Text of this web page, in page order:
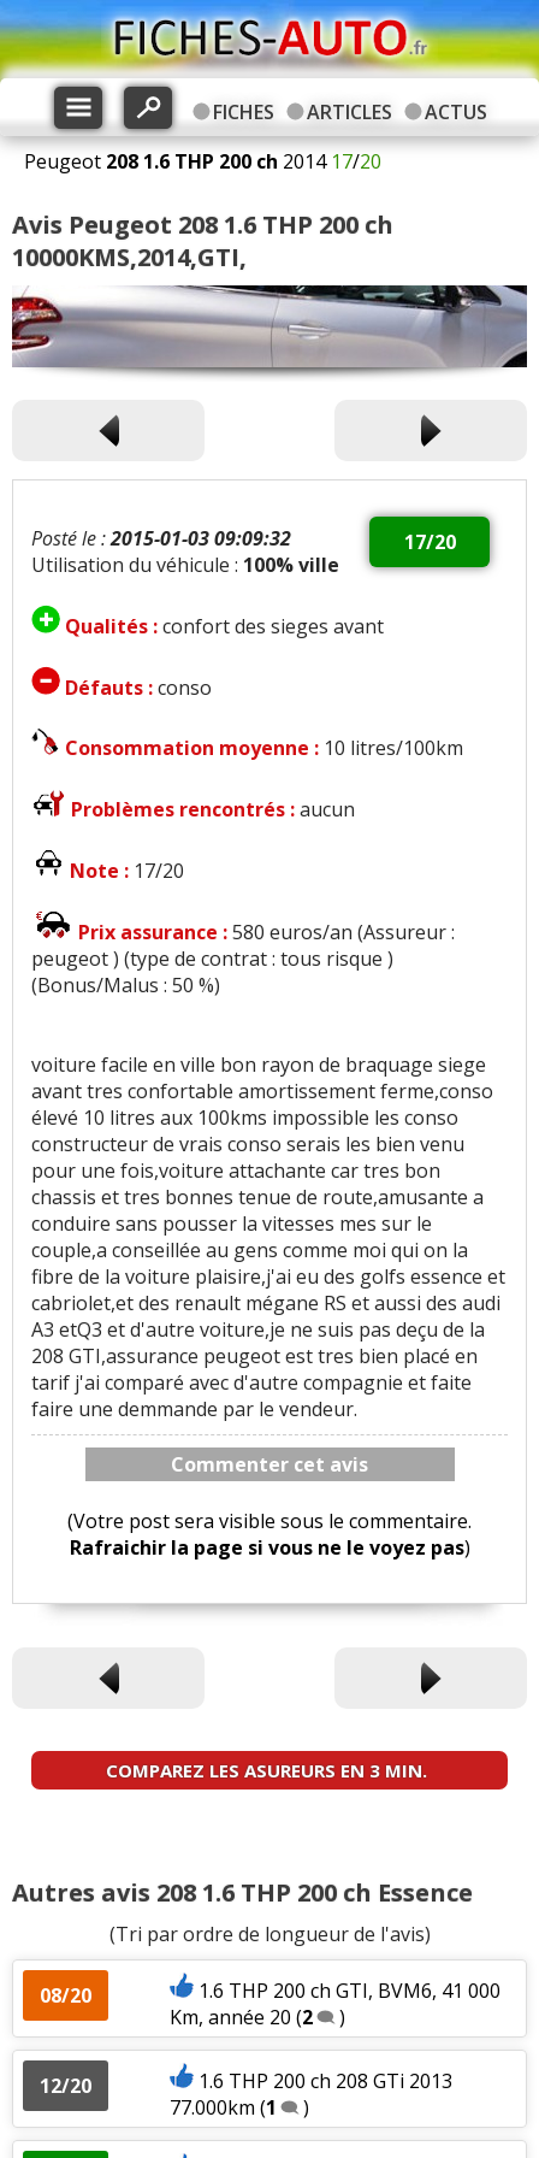
FICHES ARTICLES
ACTUS
Peugeot 208 1.6 THP 200 ch 2014 17/20
Avis Peugeot 208 1.6 THP 200 ch
10000KMS,2014,GTI,
17/20
Posté le :2015-01-03 09:09:32
Utilisation du véhicule : 100% ville
Qualités :confort des sieges avant
Défauts :conso
Consommation moyenne : 10 litres/100km
Problèmes rencontrés :aucun
Note : 17/20
Prix assurance :580 euros/an (Assureur :
peugeot ) (type de contrat : tous risque )
(Bonus/Malus : 50 %)
voiture facile en ville bon rayon de braquage siege
avant tres confortable amortissement ferme,conso
élevé 10 litres aux 100kms impossible les conso
constructeur de vrais conso serais les bien venu
pour une fois,voiture attachante car tres bon
chassis et tres bonnes tenue de route,amusante a
conduire sans pousser la vitesses mes sur le
couple,a conseillée au gens comme moi qui on la
fibre de la voiture plaisire,j'ai eu des golfs essence et
cabriolet,et des renault mégane RS et aussi des audi
A3 etQ3 et d'autre voiture,je ne suis pas deçu de la
208 GTI,assurance peugeot est tres bien placé en
tarif j'ai comparé avec d'autre compagnie et faite
faire une demmande par le vendeur.
Commenter cet avis
(Votre post sera visible sous le commentaire.
Rafraichir la page si vous ne le voyez pas)
COMPAREZ LES ASUREURS EN 3 MIN.
Autres avis 208 1.6 THP 200 ch Essence
(Tri par ordre de longueur de l'avis)
08/20
1.6 THP 200 ch GTI, BVM6, 41 000
Km, année 20 (2 )
12/20
1.6 THP 200 ch 208 GTi 2013
77.000km (1 )